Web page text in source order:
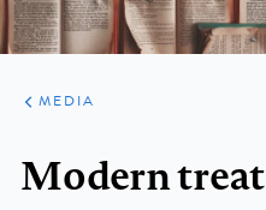
ARTIKELEN
VARIA
MEDIA
Modern